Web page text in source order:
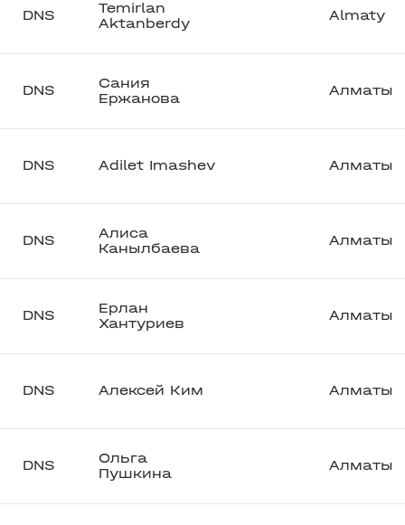
DNS
Temirlan
Aktanberdy
Almaty
DNS
Сания
Ержанова
Алматы
DNS Adilet Imashev Алматы
DNS
Алиса
Канылбаева
Алматы
DNS
Ерлан
Хантуриев
Алматы
DNS Алексей Ким Алматы
DNS
Ольга
Пушкина
Алматы